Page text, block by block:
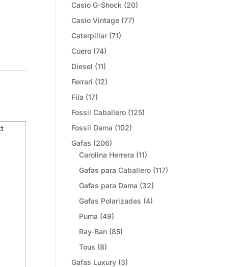
Casio G-Shock (20)
Casio Vintage (77)
Caterpillar (71)
Cuero (74)
Diesel (11)
Ferrari (12)
Fila (17)
Fossil Caballero (125)
Fossil Dama (102)
Gafas (206)
Carolina Herrera (11)
Gafas para Caballero (117)
Gafas para Dama (32)
Gafas Polarizadas (4)
Puma (49)
Ray-Ban (85)
Tous (8)
Gafas Luxury (3)